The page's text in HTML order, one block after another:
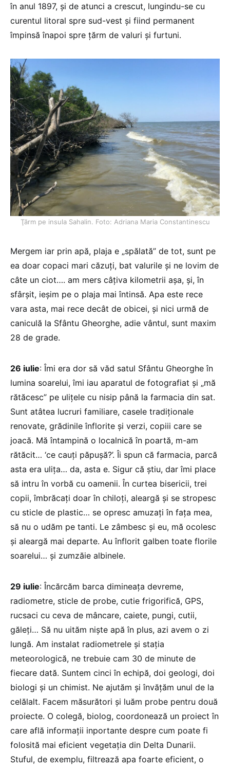
în anul 1897, şi de atunci a crescut, lungindu-se cu
curentul litoral spre sud-vest și fiind permanent
împinsă înapoi spre ţărm de valuri şi furtuni.
Ţărm pe insula Sahalin. Foto: Adriana Maria Constantinescu
Mergem iar prin apă, plaja e „spălată” de tot, sunt pe
ea doar copaci mari căzuţi, bat valurile şi ne lovim de
câte un ciot…. am mers câţiva kilometrii aşa, şi, în
sfârşit, ieșim pe o plaja mai întinsă. Apa este rece
vara asta, mai rece decât de obicei, şi nici urmă de
caniculă la Sfântu Gheorghe, adie vântul, sunt maxim
28 de grade.
26 iulie: Îmi era dor să văd satul Sfântu Gheorghe în
lumina soarelui, îmi iau aparatul de fotografiat şi „mă
rătăcesc” pe uliţele cu nisip până la farmacia din sat.
Sunt atâtea lucruri familiare, casele tradiţionale
renovate, grădinile înflorite şi verzi, copiii care se
joacă. Mă întampină o localnică în poartă, m-am
rătăcit… ‘ce cauţi păpuşă?’. Îi spun că farmacia, parcă
asta era uliţa… da, asta e. Sigur că știu, dar îmi place
să intru în vorbă cu oamenii. În curtea bisericii, trei
copii, îmbrăcați doar în chiloţi, aleargă și se stropesc
cu sticle de plastic… se opresc amuzaţi în faţa mea,
să nu o udăm pe tanti. Le zâmbesc şi eu, mă ocolesc
și aleargă mai departe. Au înflorit galben toate florile
soarelui… și zumzăie albinele.
29 iulie: Încărcăm barca dimineața devreme,
radiometre, sticle de probe, cutie frigorifică, GPS,
rucsaci cu ceva de mâncare, caiete, pungi, cutii,
găleţi… Să nu uităm nişte apă în plus, azi avem o zi
lungă. Am instalat radiometrele şi staţia
meteorologică, ne trebuie cam 30 de minute de
fiecare dată. Suntem cinci în echipă, doi geologi, doi
biologi şi un chimist. Ne ajutăm şi învățăm unul de la
celălalt. Facem măsurători şi luăm probe pentru două
proiecte. O colegă, biolog, coordonează un proiect în
care află informaţii inportante despre cum poate fi
folosită mai eficient vegetaţia din Delta Dunarii.
Stuful, de exemplu, filtrează apa foarte eficient, o